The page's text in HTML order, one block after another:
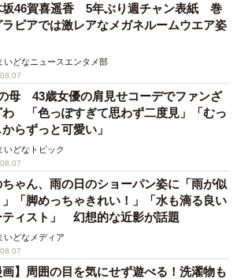
坂46賀喜遥香 5年ぶり週チャン表紙 巻
ビアでは激レアなメガネルームウエア姿
いどなニュースエンタメ部
母 43歳女優の肩見せコーデでファンざ
わ 「色っぽすぎて思わず二度見」「むっ
らずっと可愛い」
いどなトピック
ちゃん、雨の日のショーパン姿に「雨が似
「脚めっちゃきれい！」「水も滴る良い
ティスト」 幻想的な近影が話題
いどなメディア
画】周囲の目を気にせず遊べる！洗濯物も